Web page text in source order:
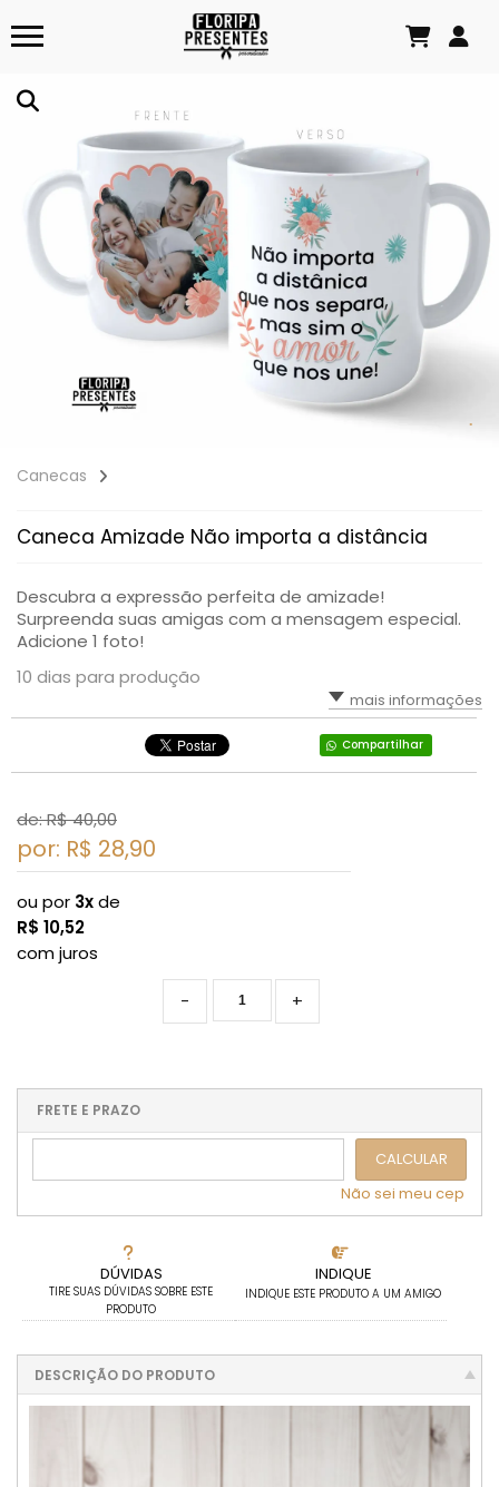
Canecas
Caneca Amizade Não importa a distância
Descubra a expressão perfeita de amizade!
Surpreenda suas amigas com a mensagem especial.
Adicione 1 foto!
10 dias para produção
mais informações
Compartilhar
DÚVIDAS
TIRE SUAS DÚVIDAS SOBRE ESTE
PRODUTO
INDIQUE
INDIQUE ESTE PRODUTO A UM AMIGO
de: R$40,00
por: R$ 28,90
ou por 3xde
R$ 10,52
com juros
+
-
FRETE E PRAZO
CALCULAR
Não sei meu cep
DESCRIÇÃO DO PRODUTO